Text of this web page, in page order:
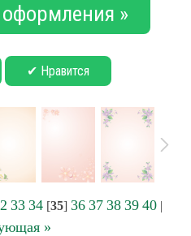
»
✔ Нравится
33 34[35] 36 37 38 39 40|
»